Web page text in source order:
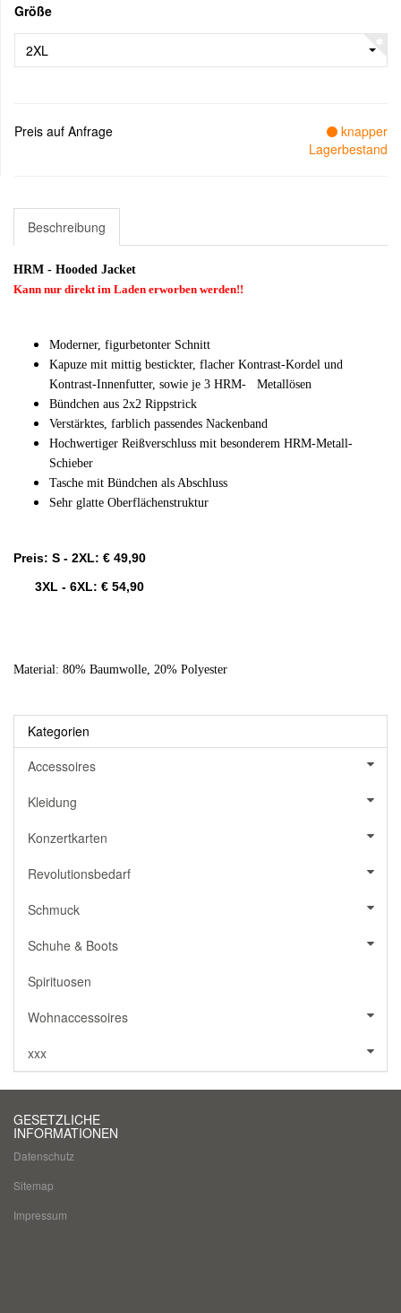
Größe
2XL
Preis auf Anfrage
knapper
Lagerbestand
Beschreibung
HRM - Hooded Jacket
Kann nur direkt im Laden erworben werden!!
Moderner, figurbetonter Schnitt
Kapuze mit mittig bestickter, flacher Kontrast-Kordel und
Kontrast-Innenfutter, sowie je 3 HRM- Metallösen
Bündchen aus 2x2 Rippstrick
Verstärktes, farblich passendes Nackenband
Hochwertiger Reißverschluss mit besonderem HRM-Metall-
Schieber
Tasche mit Bündchen als Abschluss
Sehr glatte Oberflächenstruktur
Preis: S - 2XL: € 49,90
3XL - 6XL: € 54,90
Material: 80% Baumwolle, 20% Polyester
Kategorien
Accessoires
Kleidung
Konzertkarten
Revolutionsbedarf
Schmuck
Schuhe & Boots
Spirituosen
Wohnaccessoires
xxx
GESETZLICHE
INFORMATIONEN
Datenschutz
Sitemap
Impressum